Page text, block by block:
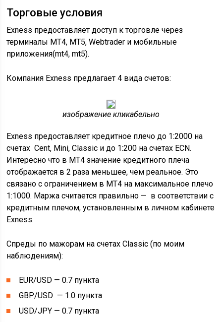
Торговые условия
Exness предоставляет доступ к торговле через
терминалы MT4, MT5, Webtrader и мобильные
приложения(mt4, mt5).
Компания Exness предлагает 4 вида счетов:
изображение кликабельно
Exness предоставляет кредитное плечо до 1:2000 на
счетах Cent, Mini, Classic и до 1:200 на счетах ECN.
Интересно что в МТ4 значение кредитного плеча
отображается в 2 раза меньшее, чем реальное. Это
связано с ограничением в МТ4 на максимальное плечо
1:1000. Маржа считается правильно — в соответствии с
кредитным плечом, установленным в личном кабинете
Exness.
Спреды по мажорам на счетах Classic (по моим
наблюдениям):
EUR/USD — 0.7 пункта
GBP/USD — 1.0 пункта
USD/JPY — 0.7 пункта